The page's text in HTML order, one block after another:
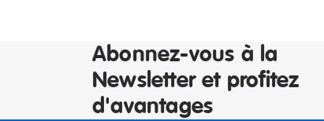
Abonnez-vous à la
Newsletter et profitez
d'avantages